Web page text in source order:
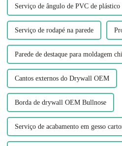
Serviço de ângulo de PVC de plástico
Serviço de rodapé na parede
Parede de destaque para moldagem
Cantos externos do Drywall OEM
Borda de drywall OEM Bullnose
Serviço de acabamento em gesso